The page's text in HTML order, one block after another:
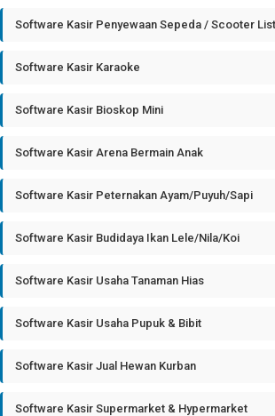
Software Kasir Penyewaan Sepeda / Scooter
Software Kasir Karaoke
Software Kasir Bioskop Mini
Software Kasir Arena Bermain Anak
Software Kasir Peternakan Ayam/Puyuh/Sapi
Software Kasir Budidaya Ikan Lele/Nila/Koi
Software Kasir Usaha Tanaman Hias
Software Kasir Usaha Pupuk & Bibit
Software Kasir Jual Hewan Kurban
Software Kasir Supermarket & Hypermarket